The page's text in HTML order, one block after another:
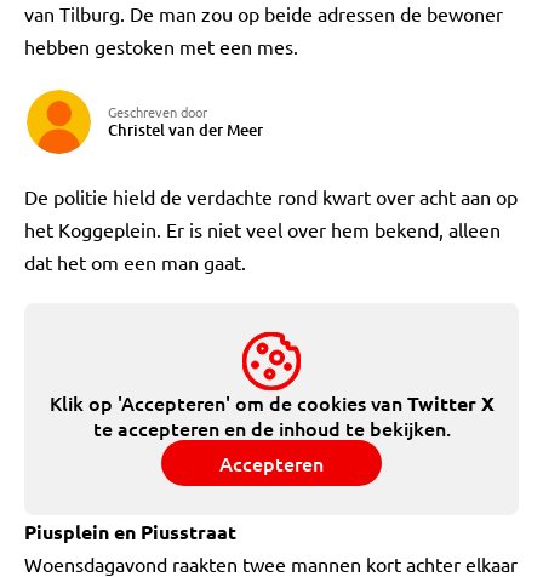
van Tilburg. De man zou op beide adressen de bewoner
hebben gestoken met een mes.
Geschreven door
Christel van der Meer
De politie hield de verdachte rond kwart over acht aan op
het Koggeplein. Er is niet veel over hem bekend, alleen
dat het om een man gaat.
Klik op 'Accepteren' om de cookies vanTwitter X
te accepteren en de inhoud te bekijken.
Accepteren
Piusplein en Piusstraat
Woensdagavond raakten twee mannen kort achter elkaar